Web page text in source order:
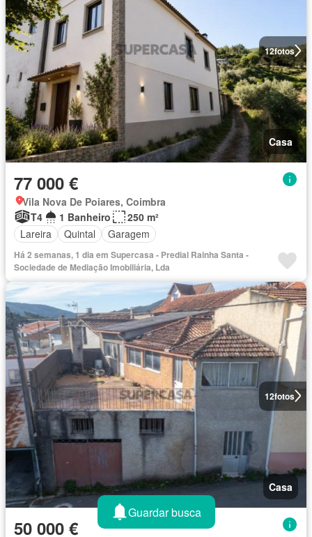
12fotos
Casa
77 000 €
Vila Nova De Poiares, Coimbra
T4
1 Banheiro
250 m²
Lareira
Quintal Garagem
Há 2 semanas, 1 dia em Supercasa - Predial Rainha Santa -
Sociedade de Mediação Imobiliária, Lda
12fotos
Casa
50 000 €
Guardar busca